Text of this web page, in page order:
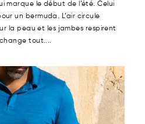
marque le début de l’été. Celui
un bermuda. L’air circule
la peau et les jambes respirent
change tout....